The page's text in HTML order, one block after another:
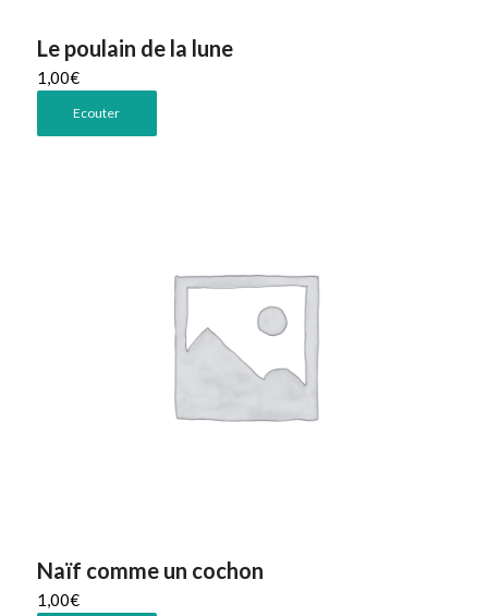
Le poulain de la lune
1,00€
Ecouter
Naïf comme un cochon
1,00€